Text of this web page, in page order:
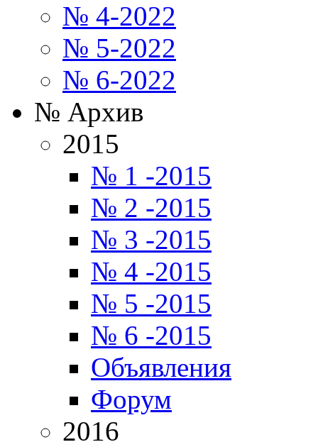
№ 4-2022
№ 5-2022
№ 6-2022
№ Архив
2015
№ 1 -2015
№ 2 -2015
№ 3 -2015
№ 4 -2015
№ 5 -2015
№ 6 -2015
Объявления
Форум
2016